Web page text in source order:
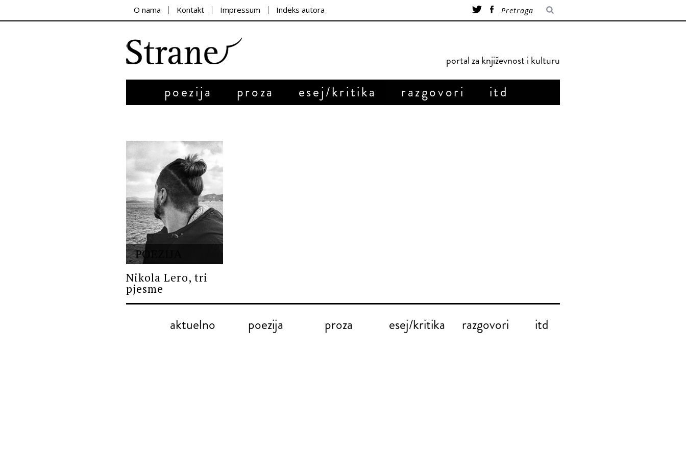
O nama Kontakt Impressum Indeks autora
portal za književnost i kulturu
poezija proza esej/kritika razgovori itd
POEZIJA
Nikola Lero, tri
pjesme
aktuelno poezija proza esej/kritika razgovori itd